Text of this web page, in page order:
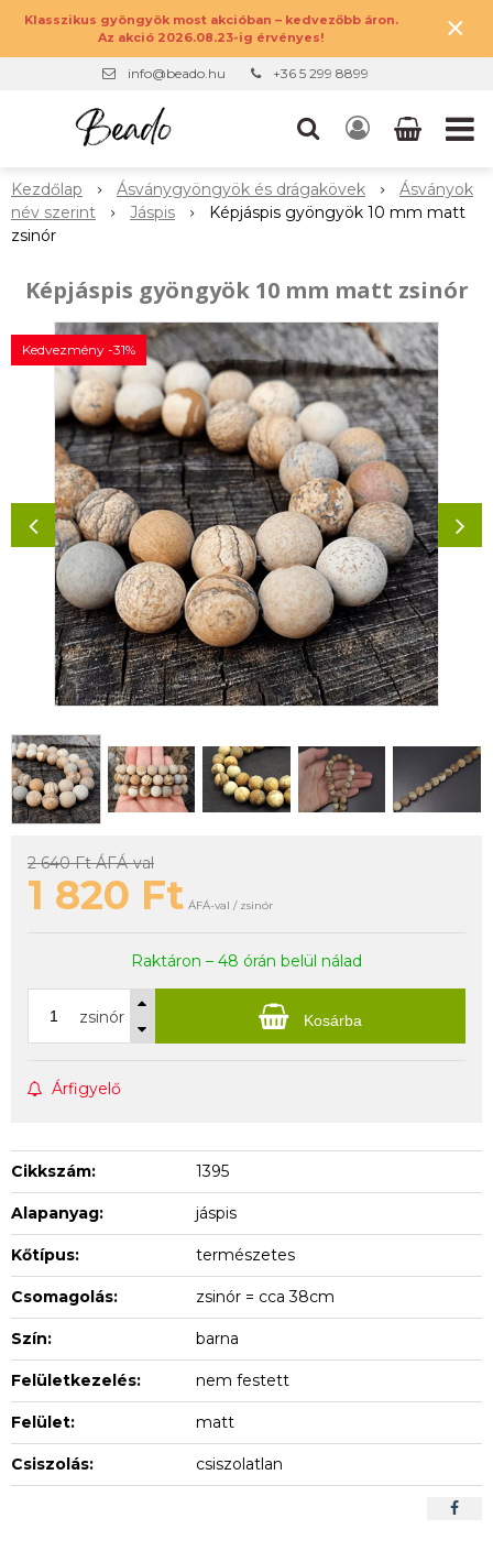
Klasszikus gyöngyök most akcióban – kedvezőbb áron.
Az akció 2026.08.23-ig érvényes!
×
info@beado.hu +36 5 299 8899
Kezdőlap Ásványgyöngyök és drágakövek
Ásványok
név szerint
Jáspis
Képjáspis gyöngyök 10 mm matt
zsinór
Képjáspis gyöngyök 10 mm matt zsinór
Kedvezmény -31%
2 640 FtÁFÁ-val
1 820 Ft ÁFÁ-val / zsinór
Raktáron – 48 órán belül nálad
zsinór Kosárba
Árfigyelő
Cikkszám: 1395
Alapanyag: jáspis
Kőtípus: természetes
Csomagolás: zsinór = cca 38cm
Szín: barna
Felületkezelés: nem festett
Felület: matt
Csiszolás: csiszolatlan